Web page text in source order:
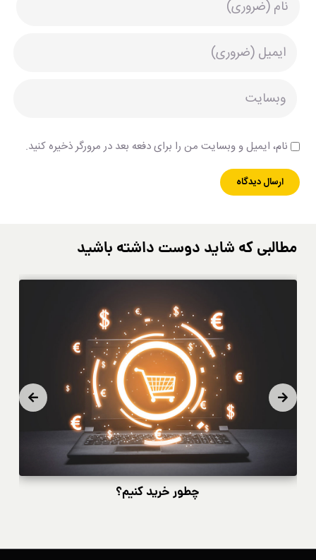
نام، ایمیل و وبسایت من را برای دفعه بعد در مرورگر ذخیره کنید.
مطالبی که شاید دوست داشته باشید
چطور خرید کنیم؟